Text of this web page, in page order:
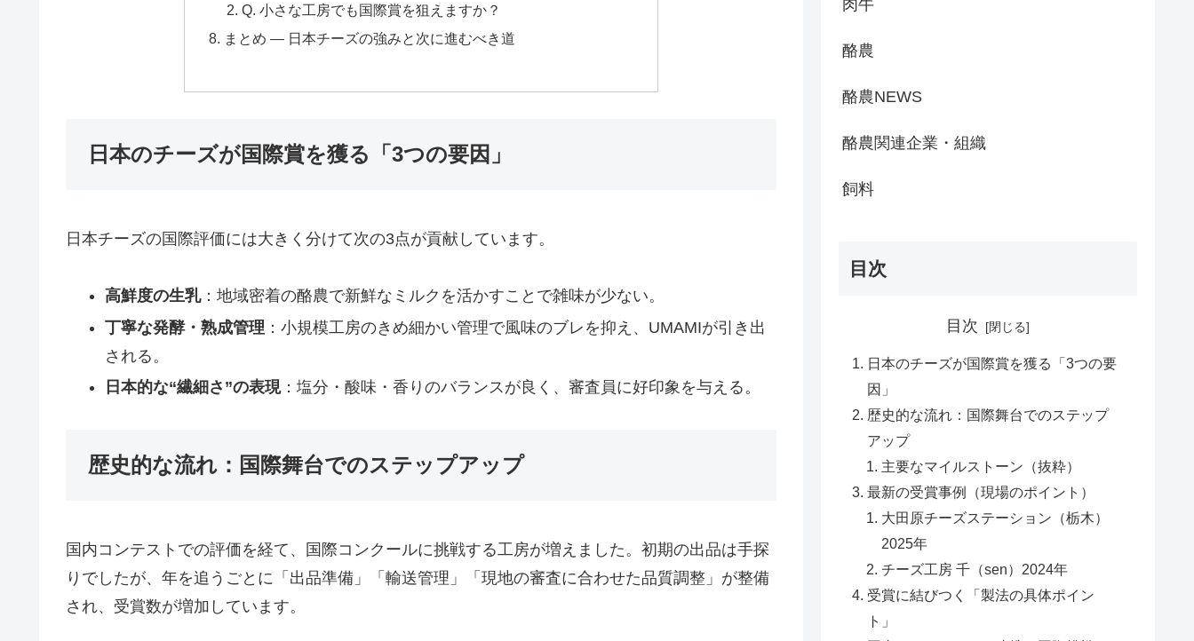
Q. 小さな工房でも国際賞を狙えますか？
まとめ — 日本チーズの強みと次に進むべき道
日本のチーズが国際賞を獲る「3つの要因」
日本チーズの国際評価には大きく分けて次の3点が貢献しています。
高鮮度の生乳：地域密着の酪農で新鮮なミルクを活かすことで雑味が少ない。
丁寧な発酵・熟成管理 ：小規模工房のきめ細かい管理で風味のブレを抑え、UMAMIが引き出
される。
日本的な“繊細さ”の表現：塩分・酸味・香りのバランスが良く、審査員に好印象を与える。
歴史的な流れ：国際舞台でのステップアップ
国内コンテストでの評価を経て、国際コンクールに挑戦する工房が増えました。初期の出品は手探
りでしたが、年を追うごとに「出品準備」「輸送管理」「現地の審査に合わせた品質調整」が整備
され、受賞数が増加しています。
肉牛
酪農
酪農NEWS
酪農関連企業・組織
飼料
目次
目次
日本のチーズが国際賞を獲る「3つの要
因」
歴史的な流れ：国際舞台でのステップ
アップ
主要なマイルストーン（抜粋）
最新の受賞事例（現場のポイント）
大田原チーズステーション（栃木）
2025年
チーズ工房 千（sen）2024年
受賞に結びつく「製法の具体ポイン
ト」